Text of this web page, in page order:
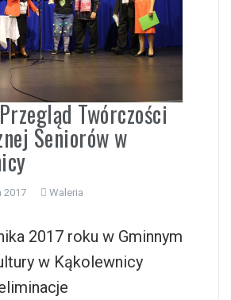
Twórczości
Seniorów w
2017 Waleria
2017 roku w Gminnym
w Kąkolewnicy